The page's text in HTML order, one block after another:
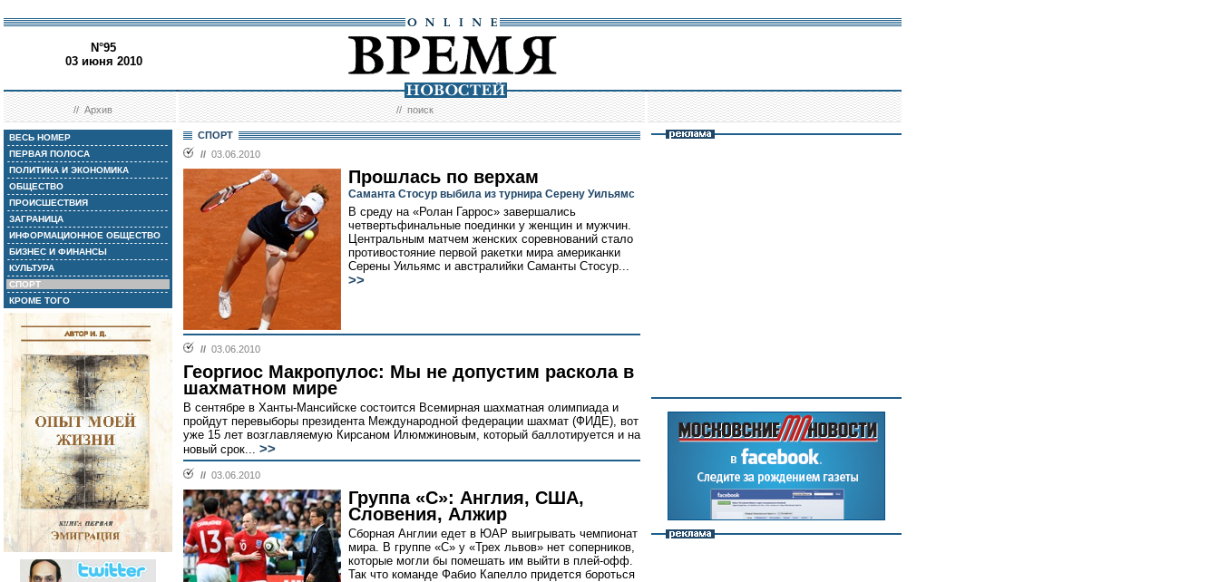
N°95
03 июня 2010
//Архив //поиск
ВЕСЬ НОМЕР
ПЕРВАЯ ПОЛОСА
ПОЛИТИКА И ЭКОНОМИКА
ОБЩЕСТВО
ПРОИСШЕСТВИЯ
ЗАГРАНИЦА
ИНФОРМАЦИОННОЕ ОБЩЕСТВО
БИЗНЕС И ФИНАНСЫ
КУЛЬТУРА
СПОРТ
КРОМЕ ТОГО
СПОРТ
// 03.06.2010
Прошлась по верхам
Саманта Стосур выбила из турнира Серену Уильямс
В среду на «Ролан Гаррос» завершались
четвертьфинальные поединки у женщин и мужчин.
Центральным матчем женских соревнований стало
противостояние первой ракетки мира американки
Серены Уильямс и австралийки Саманты Стосур...
>>
// 03.06.2010
Георгиос Макропулос: Мы не допустим раскола в
шахматном мире
В сентябре в Ханты-Мансийске состоится Всемирная шахматная олимпиада и
пройдут перевыборы президента Международной федерации шахмат (ФИДЕ), вот
уже 15 лет возглавляемую Кирсаном Илюмжиновым, который баллотируется и на
новый срок... >>
// 03.06.2010
Группа «С»: Англия, США,
Словения, Алжир
Сборная Англии едет в ЮАР выигрывать чемпионат
мира. В группе «С» у «Трех львов» нет соперников,
которые могли бы помешать им выйти в плей-офф.
Так что команде Фабио Капелло придется бороться